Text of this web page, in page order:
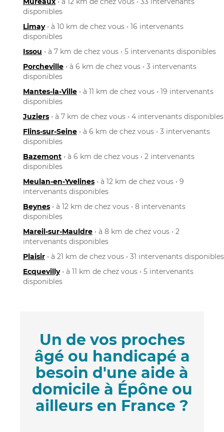
disponibles
Limay• à 10 km de chez vous • 16 intervenants
disponibles
Issou • à 7 km de chez vous • 5 intervenants disponibles
Porcheville • à 6 km de chez vous • 3 intervenants
disponibles
Mantes-la-Ville • à 11 km de chez vous • 19 intervenants
disponibles
Juziers • à 7 km de chez vous • 4 intervenants disponibles
Flins-sur-Seine • à 6 km de chez vous • 3 intervenants
disponibles
Bazemont • à 6 km de chez vous • 2 intervenants
disponibles
Meulan-en-Yvelines • à 12 km de chez vous • 9
intervenants disponibles
Beynes • à 12 km de chez vous • 8 intervenants
disponibles
Mareil-sur-Mauldre • à 8 km de chez vous • 2
intervenants disponibles
Plaisir • à 21 km de chez vous • 31 intervenants disponibles
Ecquevilly• à 11 km de chez vous • 5 intervenants
disponibles
Un de vos proches
âgé ou handicapé a
besoin d'une aide à
domicile à Épône ou
ailleurs en France ?